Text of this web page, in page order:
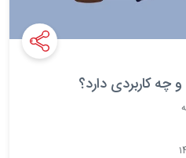
چه کاربردی دارد؟